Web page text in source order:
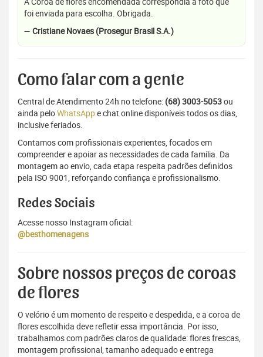
foi enviada para escolha. Obrigada.
— Cristiane Novaes (Prosegur Brasil S.A.)
Como falar com a gente
Central de Atendimento 24h no telefone: (68) 3003-5053ou
ainda peloWhatsAppe chat online disponíveis todos os dias,
inclusive feriados.
Contamos com profissionais experientes, focados em
compreender e apoiar as necessidades de cada família. Da
montagem ao envio, cada etapa respeita padrões definidos
pela ISO 9001, reforçando confiança e profissionalismo.
Redes Sociais
Acesse nosso Instagram oficial:
@besthomenagens
Sobre nossos preços de coroas
de flores
O velório é um momento de respeito e despedida, e a coroa de
flores escolhida deve refletir essa importância. Por isso,
trabalhamos com padrões claros de qualidade: flores frescas,
montagem profissional, tamanho adequado e entrega